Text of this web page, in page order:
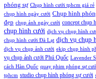
phóng sự Chụp hình cưới tphcm giá rẻ
chụp hình ngày cưới Chụp hình
đẹp chụp ảnh ngày cưới concept chụp
chụp hình cưới dịch vụ chụp hình
chụp hình cưới Đà Lạt dịch vụ chụp
dịch vụ chụp ảnh cưới ekip chụp hình
vụ chụp ảnh cưới Phú Quốc Lavender
cách Hàn Quốc quay phim phóng sự
tphcm studio chụp hình phóng sự cưới